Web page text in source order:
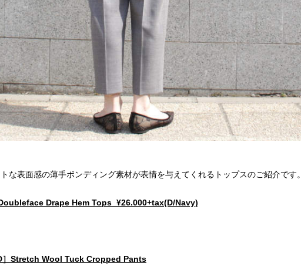
な表面感の薄手ボンディング素材が表情を与えてくれるトップスのご紹介です。
Doubleface Drape Hem Tops ¥26.000+tax(D/Navy)
］Stretch Wool Tuck Cropped Pants